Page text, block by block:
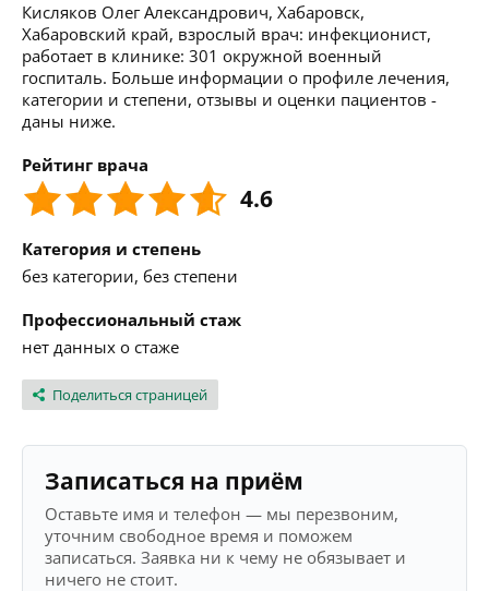
Кисляков Олег Александрович, Хабаровск,
Хабаровский край, взрослый врач: инфекционист,
работает в клинике: 301 окружной военный
госпиталь. Больше информации о профиле лечения,
категории и степени, отзывы и оценки пациентов -
даны ниже.
Рейтинг врача
4.6
Категория и степень
без категории, без степени
Профессиональный стаж
нет данных о стаже
Поделиться страницей
Записаться на приём
Оставьте имя и телефон — мы перезвоним,
уточним свободное время и поможем
записаться. Заявка ни к чему не обязывает и
ничего не стоит.